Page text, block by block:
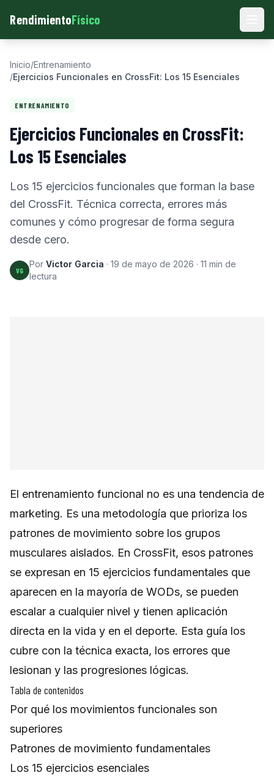
RendimientoFísico
Inicio/Entrenamiento
/Ejercicios Funcionales en CrossFit: Los 15 Esenciales
ENTRENAMIENTO
Ejercicios Funcionales en CrossFit:
Los 15 Esenciales
Los 15 ejercicios funcionales que forman la base
del CrossFit. Técnica correcta, errores más
comunes y cómo progresar de forma segura
desde cero.
VG
Por Victor Garcia · 19 de mayo de 2026 · 11 min de
lectura
El entrenamiento funcional no es una tendencia de
marketing. Es una metodología que prioriza los
patrones de movimiento sobre los grupos
musculares aislados. En CrossFit, esos patrones
se expresan en 15 ejercicios fundamentales que
aparecen en la mayoría de WODs, se pueden
escalar a cualquier nivel y tienen aplicación
directa en la vida y en el deporte. Esta guía los
cubre con la técnica exacta, los errores que
lesionan y las progresiones lógicas.
Tabla de contenidos
Por qué los movimientos funcionales son
superiores
Patrones de movimiento fundamentales
Los 15 ejercicios esenciales